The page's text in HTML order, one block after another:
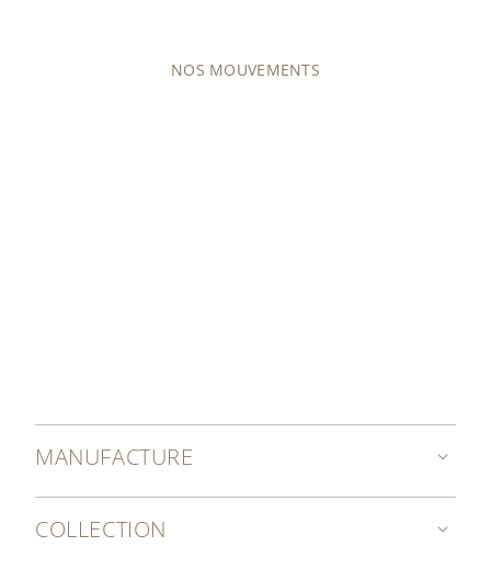
NOS MOUVEMENTS
MANUFACTURE
COLLECTION